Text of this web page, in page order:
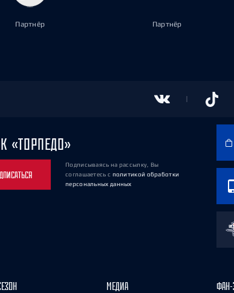
Партнёр Партнёр
«ТОРПЕДО»
Подписываясь на рассылку, Вы
соглашаетесь с политикой обработки
персональных данных
МЕДИА ФАН-